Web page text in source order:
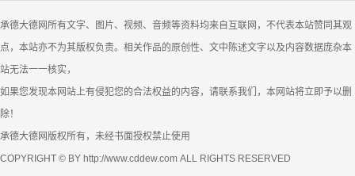
承德大德网所有文字、图片、视频、音频等资料均来自互联网，不代表本站赞同其观
点，本站亦不为其版权负责。相关作品的原创性、文中陈述文字以及内容数据庞杂本
站无法一一核实，
如果您发现本网站上有侵犯您的合法权益的内容，请联系我们，本网站将立即予以删
除！
承德大德网版权所有，未经书面授权禁止使用
COPYRIGHT © BY http://www.cddew.com ALL RIGHTS RESERVED